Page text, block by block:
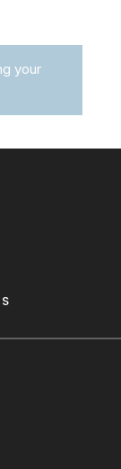
your